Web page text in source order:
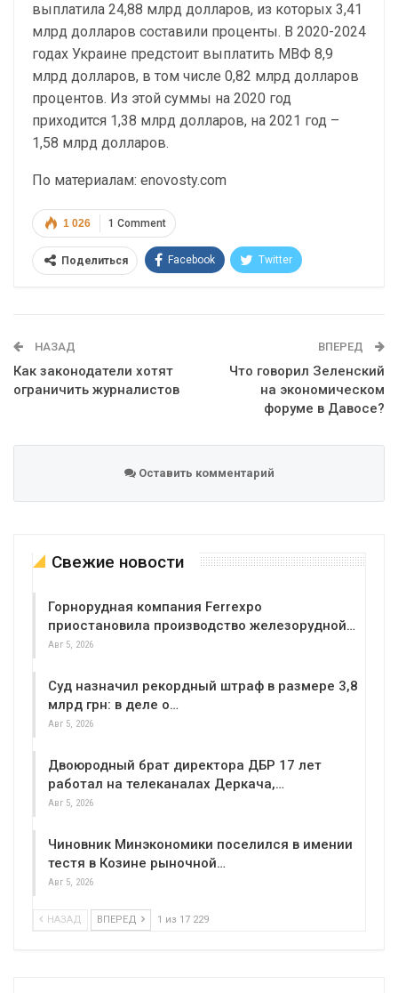
выплатила 24,88 млрд долларов, из которых 3,41
млрд долларов составили проценты. В 2020-2024
годах Украине предстоит выплатить МВФ 8,9
млрд долларов, в том числе 0,82 млрд долларов
процентов. Из этой суммы на 2020 год
приходится 1,38 млрд долларов, на 2021 год –
1,58 млрд долларов.
По материалам: enovosty.com
1 Comment
1 026
Поделиться Facebook Twitter
НАЗАД
Как законодатели хотят
ограничить журналистов
ВПЕРЕД
Что говорил Зеленский
на экономическом
форуме в Давосе?
Оставить комментарий
Свежие новости
Горнорудная компания Ferrexpo
приостановила производство железорудной…
Авг 5, 2026
Суд назначил рекордный штраф в размере 3,8
млрд грн: в деле о…
Авг 5, 2026
Двоюродный брат директора ДБР 17 лет
работал на телеканалах Деркача,…
Авг 5, 2026
Чиновник Минэкономики поселился в имении
тестя в Козине рыночной…
Авг 5, 2026
НАЗАД ВПЕРЕД 1 из 17 229